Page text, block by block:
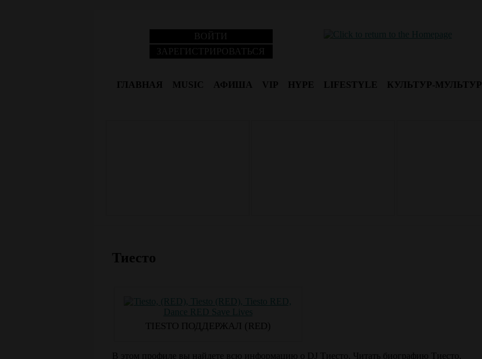
ВОЙТИ
ЗАРЕГИСТРИРОВАТЬСЯ
ГЛАВНАЯ MUSIC АФИША VIP HYPE LIFESTYLE КУЛЬТУР-МУЛЬТУР
Тиесто
TIESTO ПОДДЕРЖАЛ (RED)
В этом профиле вы найдете всю информацию о DJ Тиесто. Читать биографию Тиесто,